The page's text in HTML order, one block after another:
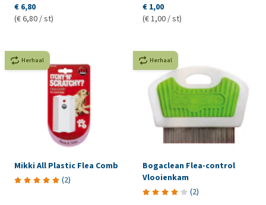
€ 6,80
(€ 6,80 / st)
€ 1,00
(€ 1,00 / st)
Herhaal
Mikki All Plastic Flea Comb
(2)
Herhaal
Bogaclean Flea-control
Vlooienkam
(2)